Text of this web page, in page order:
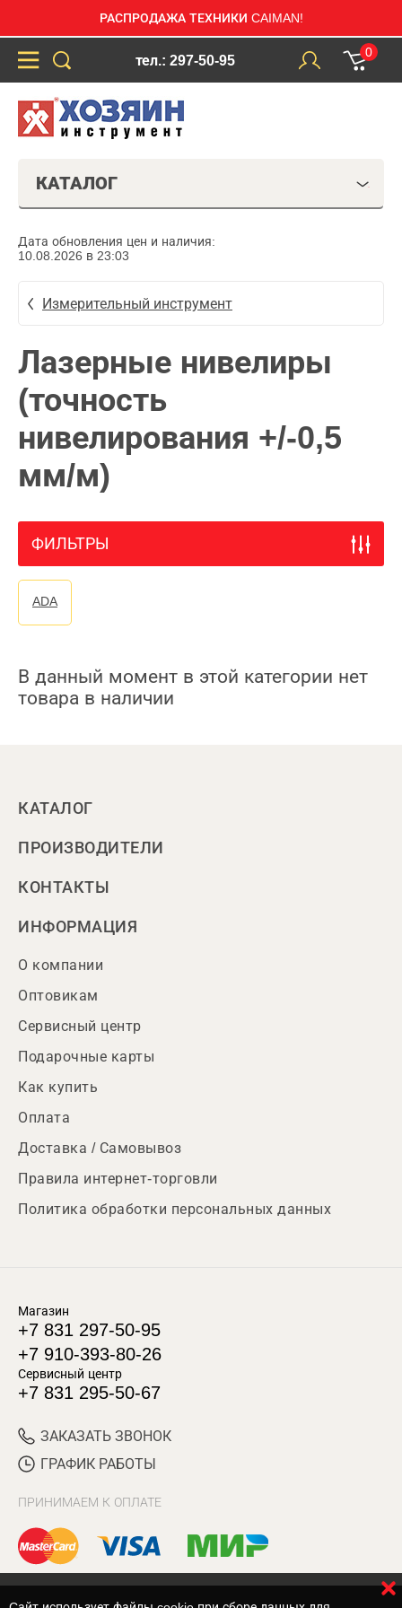
РАСПРОДАЖА ТЕХНИКИ CAIMAN!
тел.: 297-50-95
0
КАТАЛОГ
Дата обновления цен и наличия:
10.08.2026 в 23:03
Измерительный инструмент
Лазерные нивелиры
(точность
нивелирования +/-0,5
мм/м)
ФИЛЬТРЫ
ADA
В данный момент в этой категории нет
товара в наличии
КАТАЛОГ
ПРОИЗВОДИТЕЛИ
КОНТАКТЫ
ИНФОРМАЦИЯ
О компании
Оптовикам
Сервисный центр
Подарочные карты
Как купить
Оплата
Доставка / Самовывоз
Правила интернет-торговли
Политика обработки персональных данных
Магазин
+7 831 297-50-95
+7 910-393-80-26
Сервисный центр
+7 831 295-50-67
ЗАКАЗАТЬ ЗВОНОК
ГРАФИК РАБОТЫ
ПРИНИМАЕМ К ОПЛАТЕ